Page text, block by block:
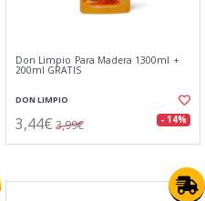
Don Limpio Para Madera 1300ml +
200ml GRATIS
DON LIMPIO
3,44€ 3,99€ - 14%